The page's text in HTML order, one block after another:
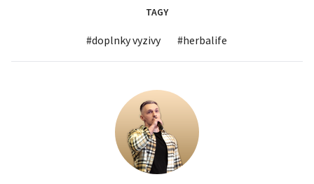
TAGY
#doplnky vyzivy #herbalife